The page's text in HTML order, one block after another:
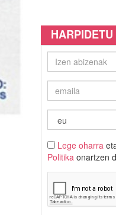
Lege oharra
Politikaonartzen